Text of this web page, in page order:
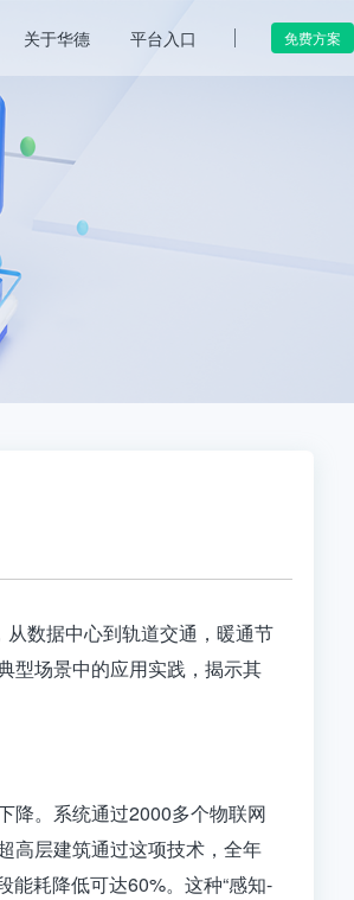
关于华德 平台入口 免费方案
数据中心到轨道交通，暖通节
型场景中的应用实践，揭示其
降。系统通过2000多个物联网
高层建筑通过这项技术，全年
耗降低可达60%。这种“感知-